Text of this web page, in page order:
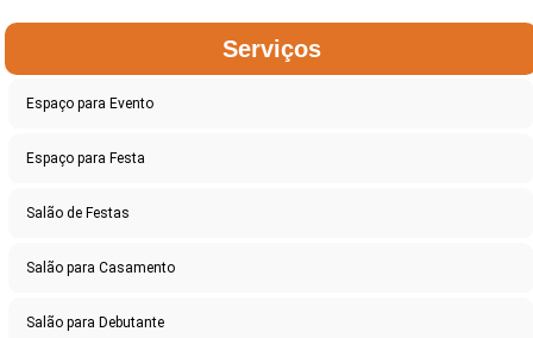
Serviços
Espaço para Evento
Espaço para Festa
Salão de Festas
Salão para Casamento
Salão para Debutante